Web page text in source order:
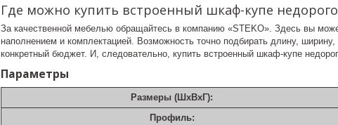
Где можно купить встроенный шкаф-купе недорого
За качественной мебелью обращайтесь в компанию «STEKO». Здесь вы
наполнением и комплектацией. Возможность точно подбирать длину,
конкретный бюджет. И, следовательно, купить встроенный шкаф-купе
Параметры
Размеры (ШхВхГ):
Профиль: